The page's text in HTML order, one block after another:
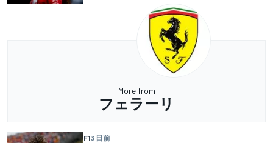
More from
フェラーリ
F13 日前